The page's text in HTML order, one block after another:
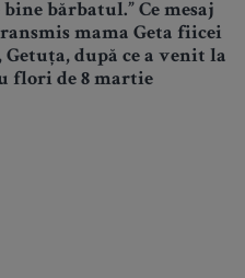
bărbatul.” Ce mesaj
mama Geta fiicei
Getuța, după ce a venit la
flori de 8 martie